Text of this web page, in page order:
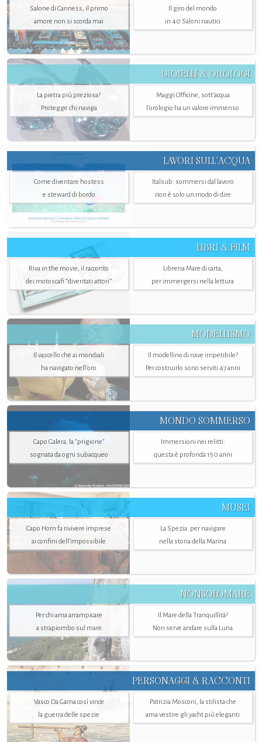
Salone di Canness, il primo
amore non si scorda mai
Il giro del mondo
in 40 Saloni nautici
GIOIELLI & OROLOGI
La pietra più preziosa?
Protegge chi naviga
Maggi Officine, sott’acqua
l'orologio ha un valore immenso
LAVORI SULL’ACQUA
Come diventare hostess
e steward di bordo
Italsub: sommersi dal lavoro
non è solo un modo di dire
LIBRI & FILM
Riva in the movie, il racconto
dei motoscafi “diventati attori”
Libreria Mare di carta,
per immergersi nella lettura
MODELLISMO
Il vascello che ai mondiali
ha navigato nell’oro
Il modellino di nave irripetibile?
Per costruirlo sono serviti 47 anni
MONDO SOMMERSO
Capo Galera, la "prigione"
sognata da ogni subacqueo
Immersioni nei relitti:
questa è profonda 150 anni
MUSEI
Capo Horn fa rivivere imprese
ai confini dell’impossibile
La Spezia. per navigare
nella storia della Marina
NONSOLOMARE
Per chi ama arrampicare
a strapiombo sul mare
Il Mare della Tranquillità?
Non serve andare sulla Luna
PERSONAGGI & RACCONTI
Vasco Da Gama così vince
la guerra delle spezie
Patrizia Mosconi, la stilista che
ama vestire gli yacht più eleganti